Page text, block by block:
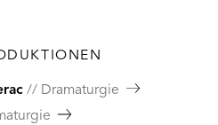
Dramaturgie